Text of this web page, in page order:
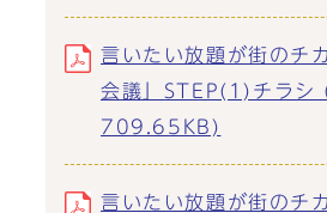
言いたい放題が街のチ
会議」STEP(1)チラシ
709.65KB)
言いたい放題が街のチ